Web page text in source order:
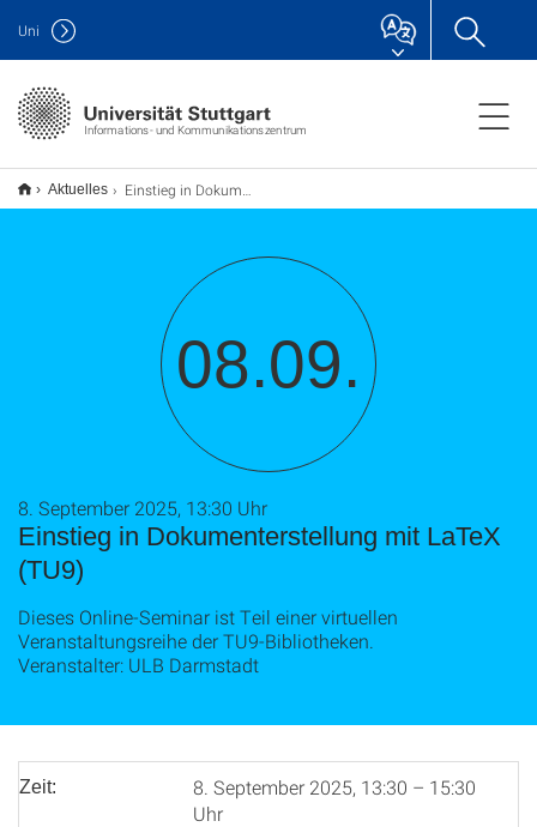
Informations- und Kommunikationszentrum
Uni
Aktuelles Einstieg in Dokumenterstellung mit LaTeX (TU9)
08.09.
Einstieg in Dokumenterstellung mit LaTeX
(TU9)
8. September 2025, 13:30 Uhr
Dieses Online-Seminar ist Teil einer virtuellen
Veranstaltungsreihe der TU9-Bibliotheken.
Veranstalter: ULB Darmstadt
Zeit:
8. September 2025, 13:30 – 15:30
Uhr